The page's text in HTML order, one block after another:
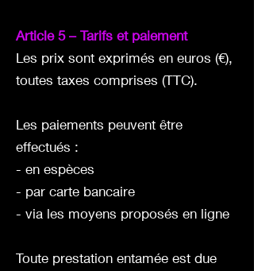
Article 5 – Tarifs et paiement
Les prix sont exprimés en euros (€),
toutes taxes comprises (TTC).
Les paiements peuvent être
effectués :
- en espèces
- par carte bancaire
- via les moyens proposés en ligne
Toute prestation entamée est due